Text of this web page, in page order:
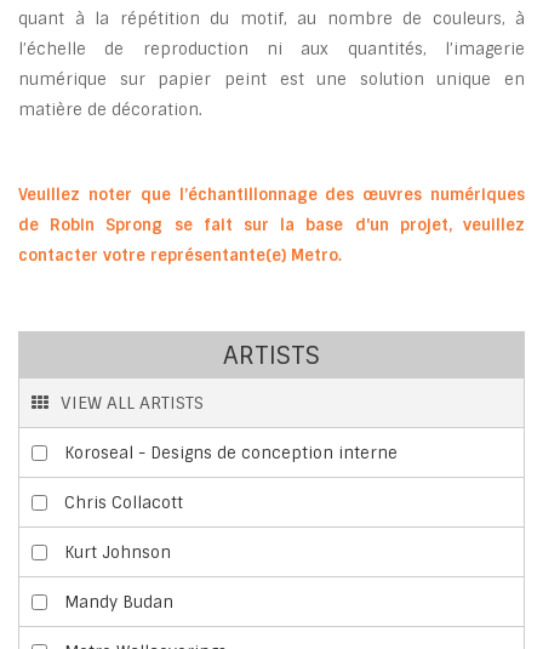
quant à la répétition du motif, au nombre de couleurs, à
l’échelle de reproduction ni aux quantités, l’imagerie
numérique sur papier peint est une solution unique en
matière de décoration.
Veuillez noter que l’échantillonnage des œuvres numériques
de Robin Sprong se fait sur la base d'un projet, veuillez
contacter votre représentante(e) Metro.
ARTISTS
VIEW ALL ARTISTS
Koroseal - Designs de conception interne
Chris Collacott
Kurt Johnson
Mandy Budan